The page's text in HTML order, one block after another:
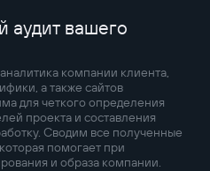
аудит вашего
компании клиента,
а также сайтов
для четкого определения
проекта и составления
Сводим все полученные
помогает при
и образа компании.